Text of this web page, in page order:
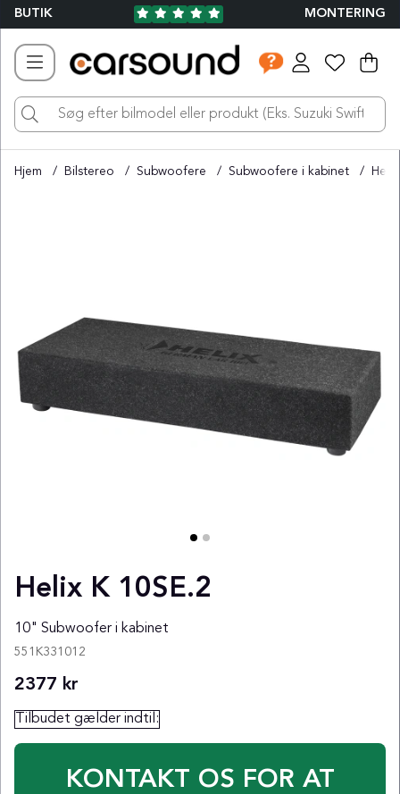
BUTIK MONTERING
.
Hjem Bilstereo Subwoofere Subwoofere i kabinet
Helix K 10SE.2
10" Subwoofer i kabinet
551K331012
2377 kr
Tilbudet gælder indtil:
KONTAKT OS FOR AT